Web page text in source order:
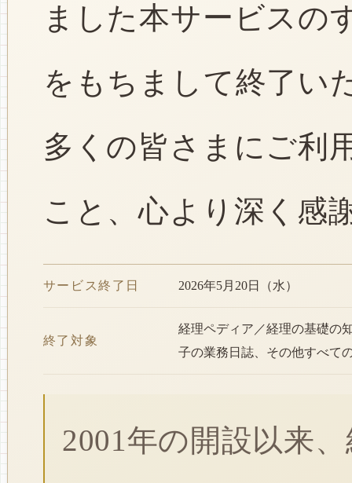
ました本サービスの
をもちまして終了い
多くの皆さまにご利
こと、心より深く感
サービス終了日 2026年5月20日（水）
終了対象
経理ペディア／経理の基礎の
子の業務日誌、その他すべて
2001年の開設以来